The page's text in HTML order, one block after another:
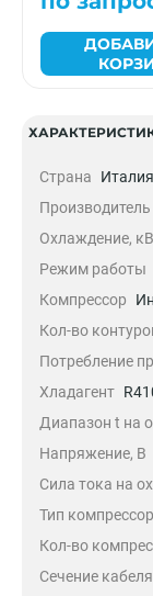
Страна
Италия
Производитель
Охлаждение,
Режим работы
Компрессор
Кол-во
Потребление
Хладагент
Диапазон t на
Напряжение, В
Сила тока на
Тип
Кол-во
Сечение